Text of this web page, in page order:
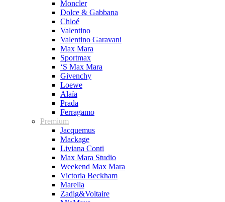
Moncler
Dolce & Gabbana
Chloé
Valentino
Valentino Garavani
Max Mara
Sportmax
‘S Max Mara
Givenchy
Loewe
Alaïa
Prada
Ferragamo
Premium
Jacquemus
Mackage
Liviana Conti
Max Mara Studio
Weekend Max Mara
Victoria Beckham
Marella
Zadig&Voltaire